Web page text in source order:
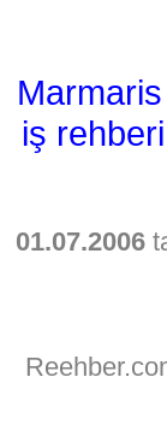
iş rehberi
01.07.2006